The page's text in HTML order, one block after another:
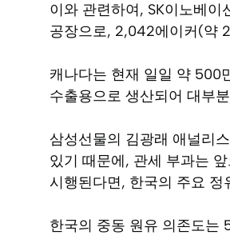
이와 관련하여, SK이노베
공장으로, 2,042에이커(약
캐나다는 현재 일일 약 500
수출용으로 생산되어 대부
삼성선물의 김광래 애널리
있기 때문에, 관세 부과는
시행된다면, 한국의 주요 정
한국의 중동 원유 의존도는